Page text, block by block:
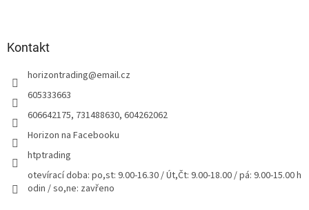
Kontakt
horizontrading@email.cz
605333663
606642175, 731488630, 604262062
Horizon na Facebooku
htptrading
otevírací doba: po,st: 9.00-16.30 / Út,Čt: 9.00-18.00 / pá: 9.00-15.00 h
odin / so,ne: zavřeno